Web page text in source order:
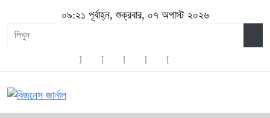
০৯:২১ পূর্বাহ্ন, শুক্রবার, ০৭ অগাস্ট ২০২৬